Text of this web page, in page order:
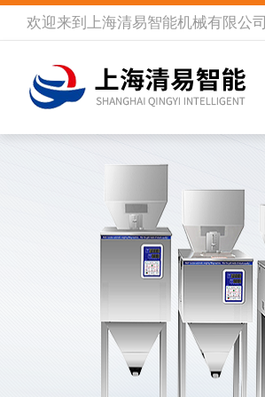
欢迎来到 上海清易智能机械有限公司